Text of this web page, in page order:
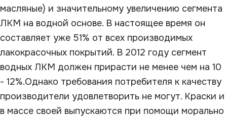
масляные) и значительному увеличению сегмента
ЛКМ на водной основе. В настоящее время он
составляет уже 51% от всех производимых
лакокрасочных покрытий. В 2012 году сегмент
водных ЛКМ должен прирасти не менее чем на 10
- 12%.Однако требования потребителя к качеству
производители удовлетворить не могут. Краски и
в массе своей выпускаются при помощи морально